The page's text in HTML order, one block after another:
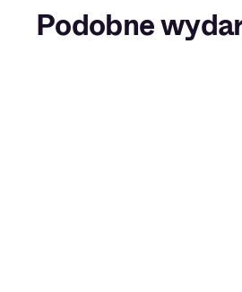
Podobne